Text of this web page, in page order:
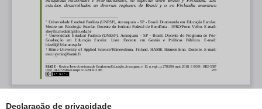
Declaração de privacidade